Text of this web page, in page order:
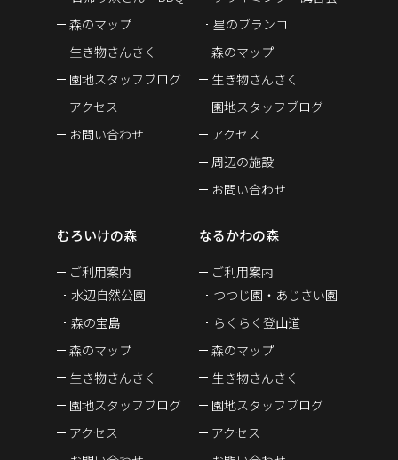
森のマップ
生き物さんさく
園地スタッフブログ
アクセス
お問い合わせ
星のブランコ
森のマップ
生き物さんさく
園地スタッフブログ
アクセス
周辺の施設
お問い合わせ
むろいけの森
ご利用案内
水辺自然公園
森の宝島
森のマップ
生き物さんさく
園地スタッフブログ
アクセス
なるかわの森
ご利用案内
つつじ園・あじさい園
らくらく登山道
森のマップ
生き物さんさく
園地スタッフブログ
アクセス